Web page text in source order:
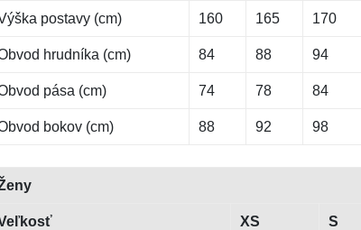
postavy (cm) 160 165 170
hrudníka (cm) 84 88 94
pása (cm) 74 78 84
bokov (cm) 88 92 98
XS S